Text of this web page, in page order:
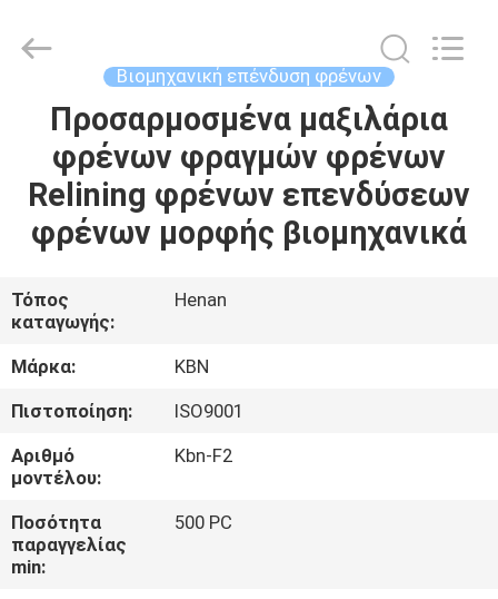
ΣΠΊΤΙ
ΠΡΟΪΌΝΤΑ
ΠΕΡΊΠΟΥ
ΕΜΕΊΣ
ΓΎΡΟΣ
ΕΡΓΟΣΤΑΣΊΩΝ
ΠΟΙΟΤΙΚΌΣ
ΈΛΕΓΧΟΣ
Βιομηχανική επένδυση φρένων
Προσαρμοσμένα μαξιλάρια
φρένων φραγμών φρένων
Relining φρένων επενδύσεων
φρένων μορφής βιομηχανικά
Τόπος
καταγωγής:
Henan
Μάρκα:
KBN
Πιστοποίηση:
ISO9001
Αριθμό
μοντέλου:
Kbn-F2
Ποσότητα
παραγγελίας
min:
500 PC